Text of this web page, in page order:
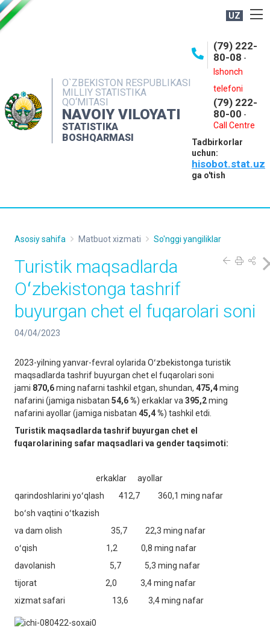
UZ
O`ZBEKISTON RESPUBLIKASI
MILLIY STATISTIKA
QO‘MITASI
NAVOIY VILOYATI
STATISTIKA
BOSHQARMASI
(79) 222-
80-08 -
Ishonch
telefoni
(79) 222-
80-00 -
Call Centre
Tadbirkorlar
uchun:
hisobot.stat.uz
ga o'tish
OCHIQ MA'LUMOTLAR
INTERAKTIV XIZMATLAR
MUROJAATLAR
Asosiy sahifa Matbuot xizmati So'nggi yangiliklar
Turistik maqsadlarda
Oʻzbekistonga tashrif
buyurgan chet el fuqarolari soni
04/04/2023
2023-yilning yanvar-fevral oylarida Oʻzbekistonga turistik
maqsadlarda tashrif buyurgan chet el fuqarolari soni
jami 870,6ming nafarni tashkil etgan, shundan, 475,4ming
nafarini (jamiga nisbatan 54,6%) erkaklar va 395,2ming
nafarini ayollar (jamiga nisbatan 45,4%) tashkil etdi.
Turistik maqsadlarda tashrif buyurgan chet el
fuqarolarining safar maqsadlari va gender taqsimoti:
erkaklar ayollar
qarindoshlarini yoʻqlash 412,7 360,1 ming nafar
boʻsh vaqtini oʻtkazish
va dam olish 35,7 22,3 ming nafar
oʻqish 1,2 0,8 ming nafar
davolanish 5,7 5,3 ming nafar
tijorat 2,0 3,4 ming nafar
xizmat safari 13,6 3,4 ming nafar